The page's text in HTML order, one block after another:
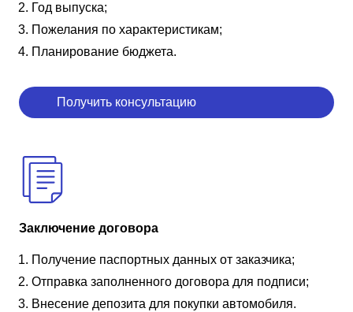
Год выпуска;
Пожелания по характеристикам;
Планирование бюджета.
Получить консультацию
Заключение договора
Получение паспортных данных от заказчика;
Отправка заполненного договора для подписи;
Внесение депозита для покупки автомобиля.